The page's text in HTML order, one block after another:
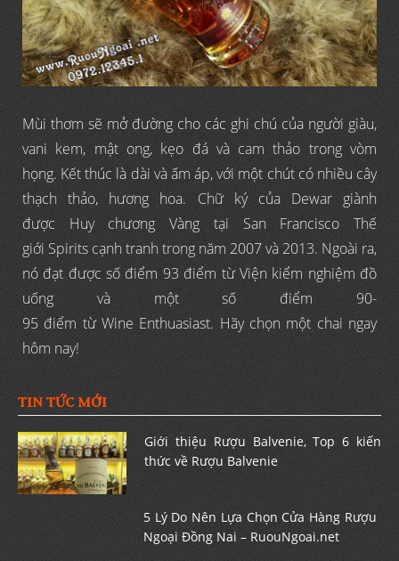
Mùi thơm sẽ mở đường cho các ghi chú của người giàu,
vani kem, mật ong, kẹo đá và cam thảo trong vòm
họng. Kết thúc là dài và ấm áp, với một chút có nhiều cây
thạch thảo, hương hoa. Chữ ký của Dewar giành
được Huy chương Vàng tại San Francisco Thế
giới Spirits cạnh tranh trong năm 2007 và 2013. Ngoài ra,
nó đạt được số điểm 93 điểm từ Viện kiểm nghiệm đồ
uống và một số điểm 90-
95 điểm từ Wine Enthuasiast. Hãy chọn một chai ngay
hôm nay!
TIN TỨC MỚI
Giới thiệu Rượu Balvenie, Top 6 kiến
thức về Rượu Balvenie
5 Lý Do Nên Lựa Chọn Cửa Hàng Rượu
Ngoại Đồng Nai – RuouNgoai.net